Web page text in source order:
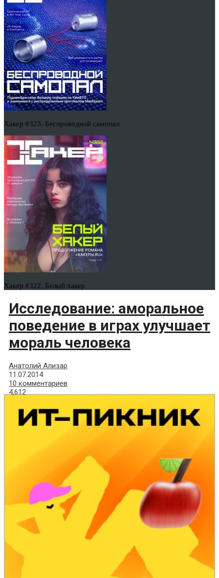
Хакер #323. Беспроводной самопал
Хакер #322. Белый хакер
Исследование: аморальное
поведение в играх улучшает
мораль человека
Анатолий Ализар
11.07.2014
10 комментариев
4,612